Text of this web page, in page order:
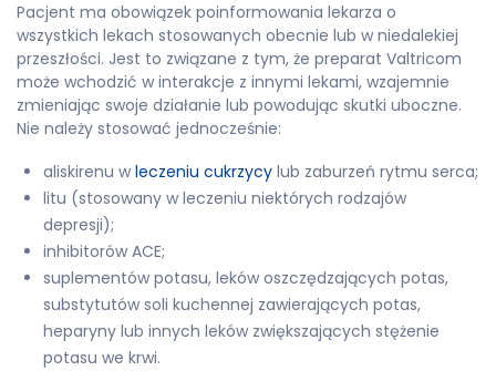
Pacjent ma obowiązek poinformowania lekarza o
wszystkich lekach stosowanych obecnie lub w niedalekiej
przeszłości. Jest to związane z tym, że preparat Valtricom
może wchodzić w interakcje z innymi lekami, wzajemnie
zmieniając swoje działanie lub powodując skutki uboczne.
Nie należy stosować jednocześnie:
aliskirenu w leczeniu cukrzycy lub zaburzeń rytmu serca;
litu (stosowany w leczeniu niektórych rodzajów
depresji);
inhibitorów ACE;
suplementów potasu, leków oszczędzających potas,
substytutów soli kuchennej zawierających potas,
heparyny lub innych leków zwiększających stężenie
potasu we krwi.